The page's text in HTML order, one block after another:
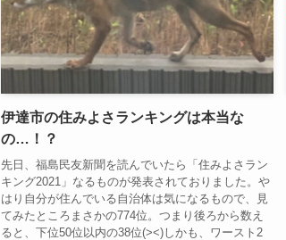
伊達市の住みよさランキングは本当な
の…！？
先日、福島民友新聞を読んでいたら「住みよさラン
キング2021」なるものが発表されておりました。や
はり自分が住んでいる自治体は気になるもので、見
てみたところまさかの774位。つまり後ろから数え
ると、下位50位以内の38位(><)しかも、ワースト2